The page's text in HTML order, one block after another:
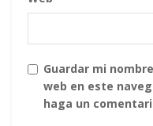
Guardar mi
web en este
haga un